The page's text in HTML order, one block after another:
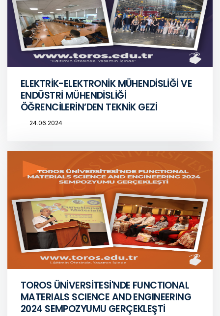
ELEKTRİK-ELEKTRONİK MÜHENDİSLİĞİ VE
ENDÜSTRİ MÜHENDİSLİĞİ
ÖĞRENCİLERİN’DEN TEKNİK GEZİ
24.06.2024
TOROS ÜNİVERSİTESİ'NDE FUNCTIONAL
MATERIALS SCIENCE AND ENGINEERING
2024 SEMPOZYUMU GERÇEKLEŞTİ